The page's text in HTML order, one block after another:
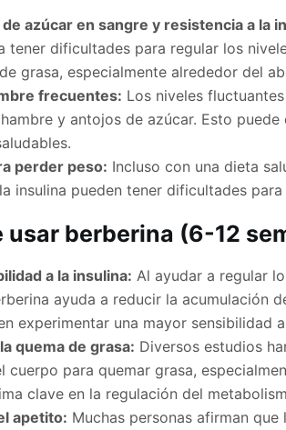
azúcar en sangre y resistencia a la
tener dificultades para regular los
grasa, especialmente alrededor del
frecuentes: Los niveles
y antojos de azúcar. Esto
perder peso: Incluso con una dieta
insulina pueden tener dificultades
usar berberina (6-12
a la insulina: Al ayudar a regular
ayuda a reducir la acumulación
experimentar una mayor
quema de grasa: Diversos estudios
cuerpo para quemar grasa,
clave en la regulación del
apetito: Muchas personas afirman